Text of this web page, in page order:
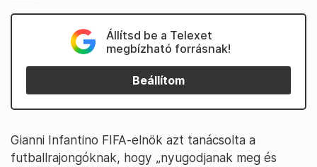
Állítsd be a Telexet
megbízható forrásnak!
Beállítom
Gianni Infantino FIFA-elnök azt tanácsolta a
futballrajongóknak, hogy „nyugodjanak meg és